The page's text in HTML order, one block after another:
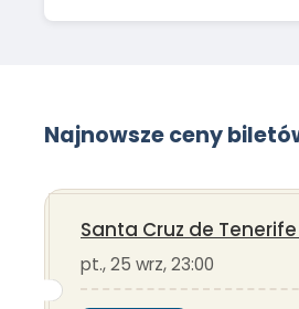
Najnowsze ceny
Santa Cruz de Tenerife
pt., 25 wrz, 23:00